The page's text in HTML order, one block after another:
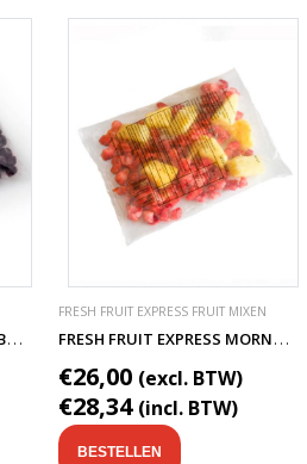
F
RESH FRUIT EXPRESS BLUEBERRY SMOOTHIE FRUITMIX
FRESH FRUIT EXPRESS FRUIT MIXEN
F
RESH FRUIT EXPRESS MORNING GLORY SMOOTHIE FRUITMIX
€26,00 (excl. BTW)
€28,34 (incl. BTW)
BESTELLEN